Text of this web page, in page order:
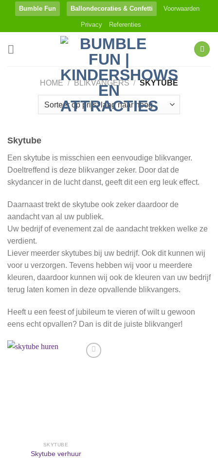
Bumble Fun Ballondecoraties & Confetti Voorwaarden
Privacy Referenties
HOME / BLIKVANGERS / SKYTUBE
Skytube
Een skytube is misschien een eenvoudige blikvanger.
Doeltreffend is deze blikvanger zeker. Door dat de
skydancer in de lucht danst, geeft dit een erg leuk effect.
Daarnaast trekt de skytube ook zeker daardoor de
aandacht van al uw publiek.
Uw bedrijf of evenement zal de aandacht trekken welke ze
verdient.
Liever meerder skytubes bij uw bedrijf. Ook dit kunnen wij
voor u verzorgen. Tevens hebben wij voor u meerdere
kleuren, daardoor kunnen wij ook de kleuren van uw bedrijf
terug laten komen in deze opvallende blikvangers.
Heeft u een feest of jubileum te vieren of wilt u gewoon
eens echt opvallen? Dan is dit de juiste blikvanger!
SKYTUBE
Skytube verhuur